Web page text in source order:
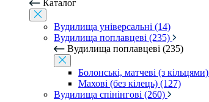
Каталог
Вудилища універсальні (14)
Вудилища поплавцеві (235)
Вудилища поплавцеві (235)
Болонські, матчеві (з
Махові (без кілець) (127)
Вудилища спінінгові (260)